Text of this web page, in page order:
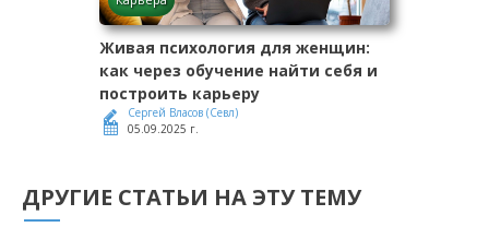
Живая психология для женщин:
как через обучение найти себя и
построить карьеру
Сергей Власов (Севл)
05.09.2025 г.
ДРУГИЕ СТАТЬИ НА ЭТУ ТЕМУ